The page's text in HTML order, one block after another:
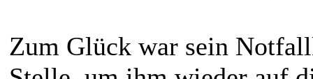
Zum Glück war sein